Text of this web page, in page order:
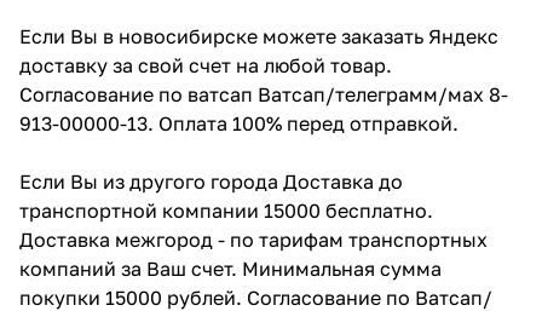
Если Вы в новосибирске можете заказать Яндекс
доставку за свой счет на любой товар.
Согласование по ватсап Ватсап/телеграмм/мах 8-
913-00000-13. Оплата 100% перед отправкой.
Если Вы из другого города Доставка до
транспортной компании 15000 бесплатно.
Доставка межгород - по тарифам транспортных
компаний за Ваш счет. Минимальная сумма
покупки 15000 рублей. Согласование по Ватсап/